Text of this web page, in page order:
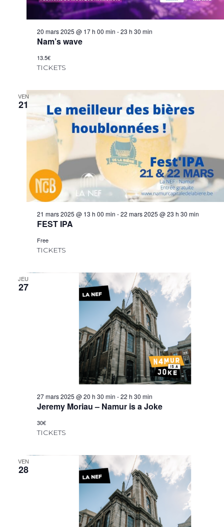
20 mars 2025 @ 17 h 00 min -23 h 30 min
Nam’s wave
13.5€
TICKETS
VEN
21
21 mars 2025 @ 13 h 00 min -22 mars 2025 @ 23 h 30 min
FEST IPA
Free
TICKETS
JEU
27
27 mars 2025 @ 20 h 30 min -22 h 30 min
Jeremy Moriau – Namur is a Joke
30€
TICKETS
VEN
28